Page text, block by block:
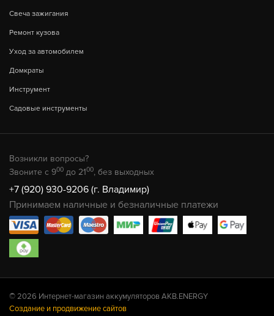
Свеча зажигания
Ремонт кузова
Уход за автомобилем
Домкраты
Инструмент
Садовые инструменты
Возникли вопросы?
Звоните с 900 до 2100, без выходных
+7 (920) 930-9206 (г. Владимир)
Принимаем наличные и безналичные платежи
© 2026 Интернет-магазин аккумуляторов AKB.ENERGY
Создание и продвижение сайтов